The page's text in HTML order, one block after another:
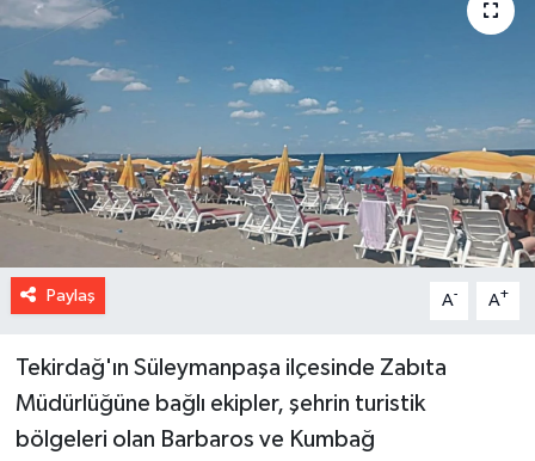
Paylaş A- A+
Tekirdağ'ın Süleymanpaşa ilçesinde Zabıta
Müdürlüğüne bağlı ekipler, şehrin turistik
bölgeleri olan Barbaros ve Kumbağ